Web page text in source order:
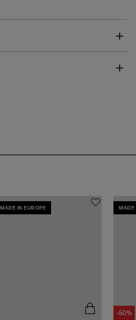
MADE IN EUROPE MADE
-50%